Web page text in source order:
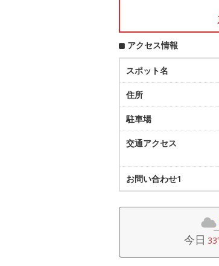
アクセス情報
スポット名
住所
駐車場
交通アクセス
お問い合わせ1
今日